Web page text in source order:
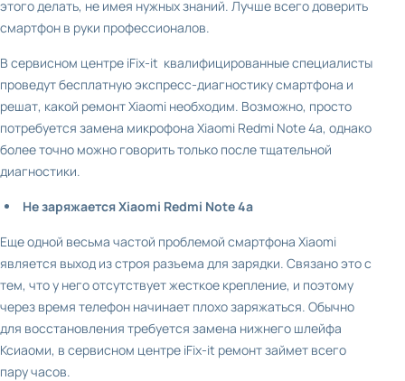
этого делать, не имея нужных знаний. Лучше всего доверить
смартфон в руки профессионалов.
В сервисном центре iFix-it квалифицированные специалисты
проведут бесплатную экспресс-диагностику смартфона и
решат, какой ремонт Xiaomi необходим. Возможно, просто
потребуется замена микрофона Xiaomi Redmi Note 4a, однако
более точно можно говорить только после тщательной
диагностики.
Не заряжается Xiaomi Redmi Note 4a
Еще одной весьма частой проблемой смартфона Xiaomi
является выход из строя разъема для зарядки. Связано это с
тем, что у него отсутствует жесткое крепление, и поэтому
через время телефон начинает плохо заряжаться. Обычно
для восстановления требуется замена нижнего шлейфа
Ксиаоми, в сервисном центре iFix-it ремонт займет всего
пару часов.